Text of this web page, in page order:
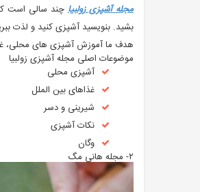
مجله آشپزی زولبیاچند سالی است که
بشید. بنویسید آشپزی کنید و لذت
هدف ما آموزش آشپزی های محلی،
موضوعات اصلی مجله آشپزی زولبیا
آشپزی محلی
غذاهای بین الملل
شیرینی و دسر
نکات آشپزی
وگان
۲- مجله هانی مگ